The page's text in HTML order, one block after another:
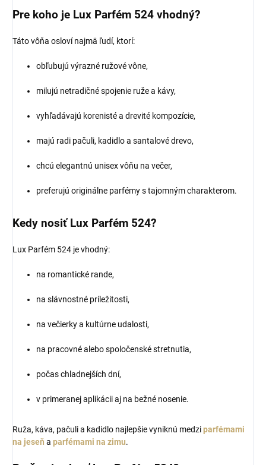
Pre koho je Lux Parfém 524 vhodný?
Táto vôňa osloví najmä ľudí, ktorí:
obľubujú výrazné ružové vône,
milujú netradičné spojenie ruže a kávy,
vyhľadávajú korenisté a drevité kompozície,
majú radi pačuli, kadidlo a santalové drevo,
chcú elegantnú unisex vôňu na večer,
preferujú originálne parfémy s tajomným charakterom.
Kedy nosiť Lux Parfém 524?
Lux Parfém 524 je vhodný:
na romantické rande,
na slávnostné príležitosti,
na večierky a kultúrne udalosti,
na pracovné alebo spoločenské stretnutia,
počas chladnejších dní,
v primeranej aplikácii aj na bežné nosenie.
Ruža, káva, pačuli a kadidlo najlepšie vyniknú medziparfémami
na jeseň a parfémami na zimu.